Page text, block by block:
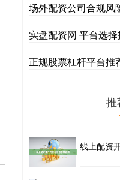
场外配资公司合规风
实盘配资网 平台选择
正规股票杠杆平台推
推
线上配资